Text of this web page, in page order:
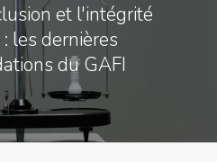
et l'intégrité
les dernières
du GAFI